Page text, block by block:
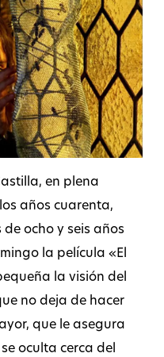
en plena
años cuarenta,
ocho y seis años
la película «El
la visión del
no deja de hacer
que le asegura
oculta cerca del